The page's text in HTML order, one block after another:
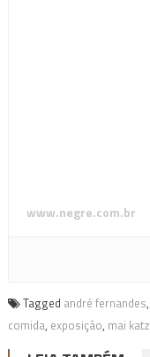
www.negre.com.br
Tagged andré fernandes,
comida, exposição, mai katz